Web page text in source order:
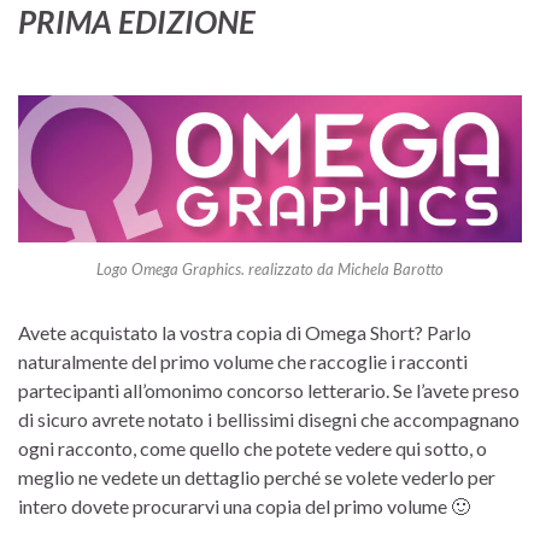
PRIMA EDIZIONE
Logo Omega Graphics. realizzato da Michela Barotto
Avete acquistato la vostra copia di Omega Short? Parlo
naturalmente del primo volume che raccoglie i racconti
partecipanti all’omonimo concorso letterario. Se l’avete preso
di sicuro avrete notato i bellissimi disegni che accompagnano
ogni racconto, come quello che potete vedere qui sotto, o
meglio ne vedete un dettaglio perché se volete vederlo per
intero dovete procurarvi una copia del primo volume 🙂